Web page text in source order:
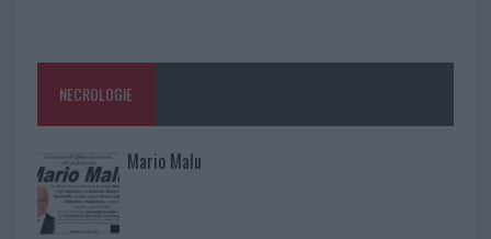
NECROLOGIE
Mario Malu